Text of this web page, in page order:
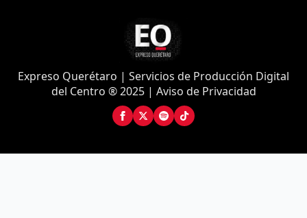
Expreso Querétaro | Servicios de Producción Digital
del Centro ® 2025 | Aviso de Privacidad